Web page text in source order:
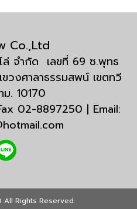
Co.,Ltd
จำกัด เลขที่ 69 ซ.พุทธ
งศาลาธรรมสพน์ เขตทวี
. 10170
02-8897250 | Email:
Rights Reserved.